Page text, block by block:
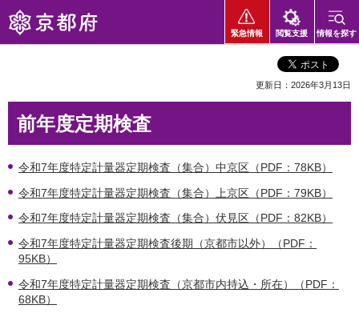
京都府
緊急情報 閲覧支援 情報を探す
更新日：2026年3月13日
前年度定期検査
令和7年度特定計量器定期検査（集合）中京区（PDF：78KB）
令和7年度特定計量器定期検査（集合）上京区（PDF：79KB）
令和7年度特定計量器定期検査（集合）伏見区（PDF：82KB）
令和7年度特定計量器定期検査後期（京都市以外）（PDF：
95KB）
令和7年度特定計量器定期検査（京都市内持込・所在）（PDF：
68KB）